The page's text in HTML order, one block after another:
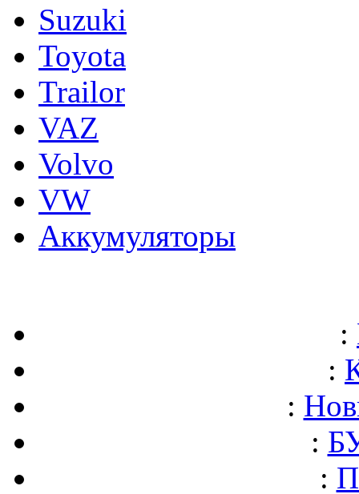
Suzuki
Toyota
Trailor
VAZ
Volvo
VW
Аккумуляторы
:
:
:
:
: